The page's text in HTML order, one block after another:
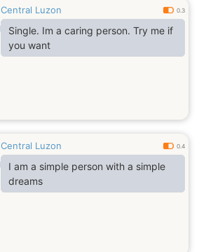
Central Luzon 0.3
Single. Im a caring person. Try me if
you want
Central Luzon 0.4
I am a simple person with a simple
dreams